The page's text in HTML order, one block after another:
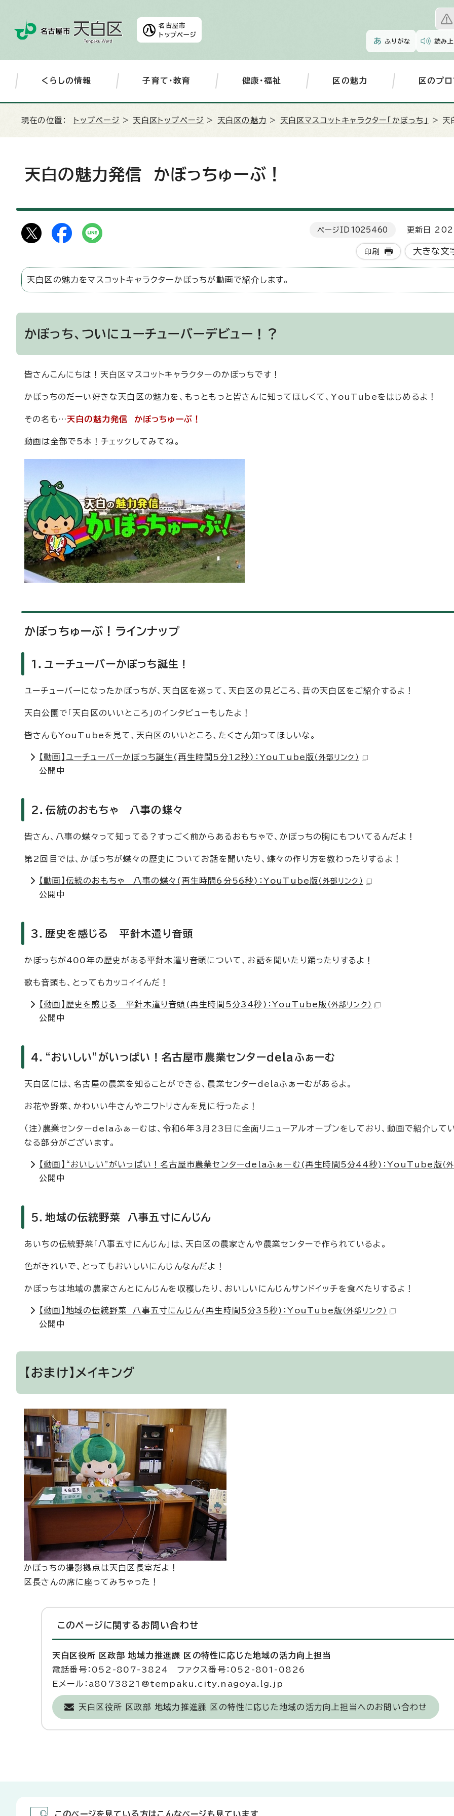
名古屋市
トップページ
ふりがな 読み
くらしの情報 子育て・教育 健康・福祉 区の魅力 区のプ
現在の位置： トップページ > 天白区トップページ > 天白区の魅力 > 天白区マスコットキャラクター「かぼっち」 > 天
天白の魅力発信 かぼっちゅーぶ！
ページID 1025460 更新日
印刷 大きな文
天白区の魅力をマスコットキャラクターかぼっちが動画で紹介します。
かぼっち、ついにユーチューバーデビュー！？
皆さんこんにちは！天白区マスコットキャラクターのかぼっちです！
かぼっちのだーい好きな天白区の魅力を、もっともっと皆さんに知ってほしくて、YouTubeをはじめるよ！
その名も…天白の魅力発信 かぼっちゅーぶ！
動画は全部で5本！チェックしてみてね。
かぼっちゅーぶ！ラインナップ
1．ユーチューバーかぼっち誕生！
ユーチューバーになったかぼっちが、天白区を巡って、天白区の見どころ、昔の天白区をご紹介するよ！
天白公園で「天白区のいいところ」のインタビューもしたよ！
皆さんもYouTubeを見て、天白区のいいところ、たくさん知ってほしいな。
【動画】ユーチューバーかぼっち誕生(再生時間5分12秒)：YouTube版 （外部リンク）
公開中
2．伝統のおもちゃ 八事の蝶々
皆さん、八事の蝶々って知ってる？すっごく前からあるおもちゃで、かぼっちの胸にもついてるんだよ！
第2回目では、かぼっちが蝶々の歴史についてお話を聞いたり、蝶々の作り方を教わったりするよ！
【動画】伝統のおもちゃ 八事の蝶々(再生時間6分56秒)：YouTube版 （外部リンク）
公開中
3．歴史を感じる 平針木遣り音頭
かぼっちが400年の歴史がある平針木遣り音頭について、お話を聞いたり踊ったりするよ！
歌も音頭も、とってもカッコイイんだ！
【動画】歴史を感じる 平針木遣り音頭(再生時間5分34秒)：YouTube版 （外部リンク）
公開中
4．“おいしい”がいっぱい！名古屋市農業センターdelaふぁーむ
天白区には、名古屋の農業を知ることができる、農業センターdelaふぁーむがあるよ。
お花や野菜、かわいい牛さんやニワトリさんを見に行ったよ！
（注）農業センターdelaふぁーむは、令和6年3月23日に全面リニューアルオープンをしており、動画で紹介して
なる部分がございます。
【動画】“おいしい”がいっぱい！名古屋市農業センターdelaふぁーむ(再生時間5分44秒)：YouTube版 （
公開中
5．地域の伝統野菜 八事五寸にんじん
あいちの伝統野菜「八事五寸にんじん」は、天白区の農家さんや農業センターで作られているよ。
色がきれいで、とってもおいしいにんじんなんだよ！
かぼっちは地域の農家さんとにんじんを収穫したり、おいしいにんじんサンドイッチを食べたりするよ！
【動画】地域の伝統野菜 八事五寸にんじん(再生時間5分35秒)：YouTube版 （外部リンク）
公開中
【おまけ】メイキング
かぼっちの撮影拠点は天白区長室だよ！
区長さんの席に座ってみちゃった！
このページに関する お問い合わせ
天白区役所 区政部 地域力推進課 区の特性に応じた地域の活力向上担当
電話番号：052-807-3824 ファクス番号：052-801-0826
Eメール：a8073821@tempaku.city.nagoya.lg.jp
天白区役所 区政部 地域力推進課 区の特性に応じた地域の活力向上担当へのお問い合わせ
このページを見ている方はこんなページも見ています